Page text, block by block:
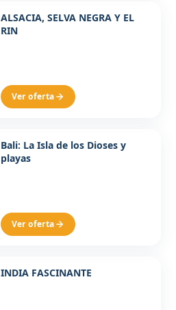
ALSACIA, SELVA NEGRA Y EL
RIN
Ver oferta
Bali: La Isla de los Dioses y
playas
Ver oferta
INDIA FASCINANTE